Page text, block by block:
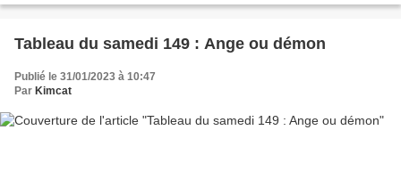
Tableau du samedi 149 : Ange ou démon
Publié le 31/01/2023 à 10:47
Par Kimcat